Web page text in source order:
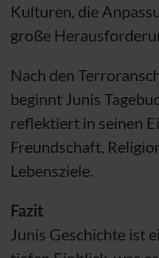
Kulturen, die
große
Nach den
beginnt Junis
reflektiert in seinen
Freundschaft,
Lebensziele.
Fazit
Junis Geschichte ist